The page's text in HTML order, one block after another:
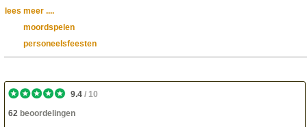
lees meer ....
moordspelen
personeelsfeesten
9.4 / 10
62 beoordelingen